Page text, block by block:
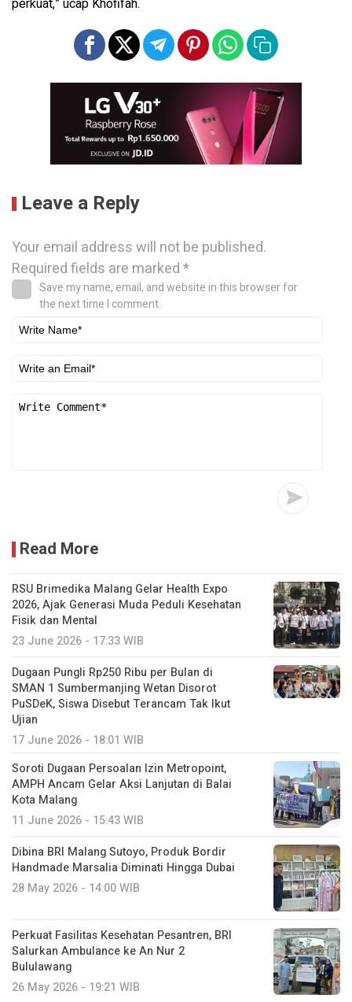
Leave a Reply
Your email address will not be published.
Required fields are marked*
Save my name, email, and website in this browser for
the next time I comment.
Read More
RSU Brimedika Malang Gelar Health Expo
2026, Ajak Generasi Muda Peduli Kesehatan
Fisik dan Mental
23 June 2026 - 17:33 WIB
Dugaan Pungli Rp250 Ribu per Bulan di
SMAN 1 Sumbermanjing Wetan Disorot
PuSDeK, Siswa Disebut Terancam Tak Ikut
Ujian
17 June 2026 - 18:01 WIB
Soroti Dugaan Persoalan Izin Metropoint,
AMPH Ancam Gelar Aksi Lanjutan di Balai
Kota Malang
11 June 2026 - 15:43 WIB
Dibina BRI Malang Sutoyo, Produk Bordir
Handmade Marsalia Diminati Hingga Dubai
28 May 2026 - 14:00 WIB
Perkuat Fasilitas Kesehatan Pesantren, BRI
Salurkan Ambulance ke An Nur 2
Bululawang
26 May 2026 - 19:21 WIB